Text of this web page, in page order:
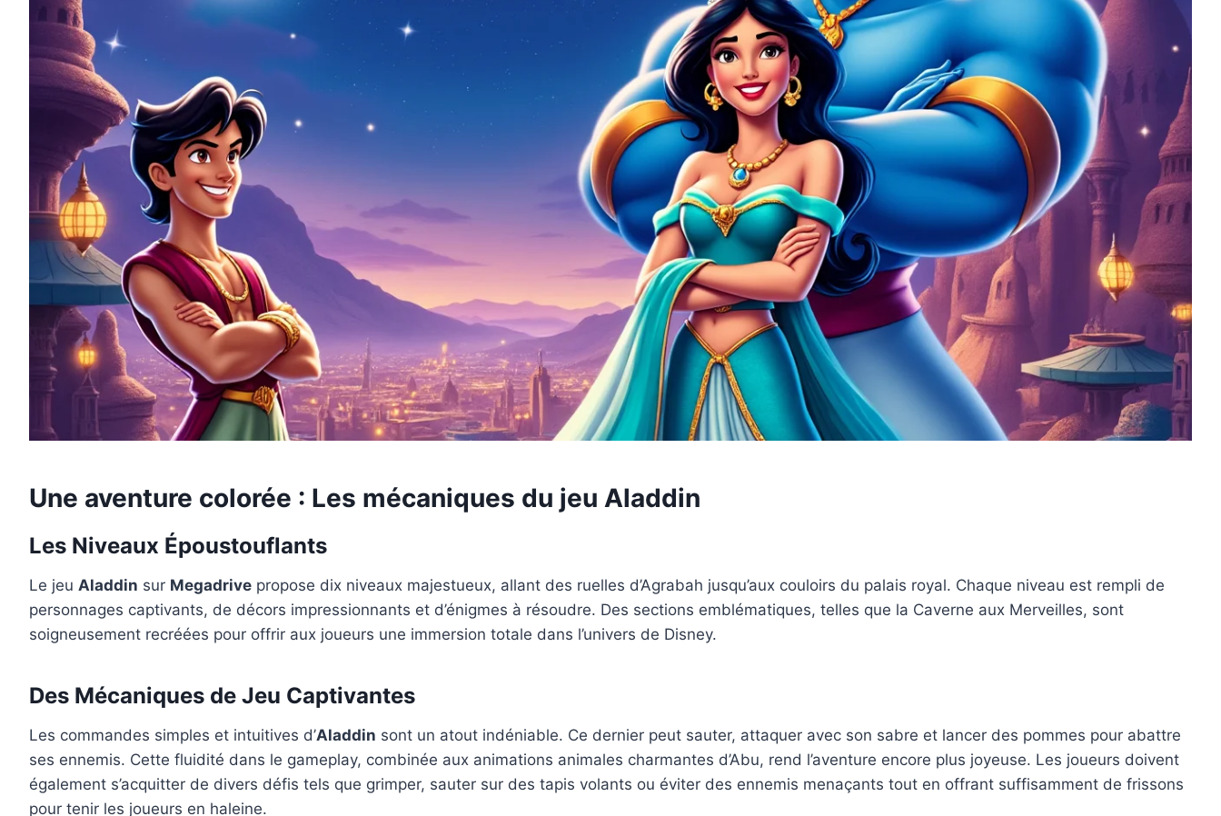
Une aventure colorée : Les mécaniques du jeu Aladdin
Les Niveaux Époustouflants
Le jeu Aladdin sur Megadrive propose dix niveaux majestueux, allant des ruelles d’Agrabah jusqu’aux couloirs du palais royal. Chaque niveau est rempli de
personnages captivants, de décors impressionnants et d’énigmes à résoudre. Des sections emblématiques, telles que la Caverne aux Merveilles, sont
soigneusement recréées pour offrir aux joueurs une immersion totale dans l’univers de Disney.
Des Mécaniques de Jeu Captivantes
Les commandes simples et intuitives d’Aladdin sont un atout indéniable. Ce dernier peut sauter, attaquer avec son sabre et lancer des pommes pour abattre
ses ennemis. Cette fluidité dans le gameplay, combinée aux animations animales charmantes d’Abu, rend l’aventure encore plus joyeuse. Les joueurs doivent
également s’acquitter de divers défis tels que grimper, sauter sur des tapis volants ou éviter des ennemis menaçants tout en offrant suffisamment de frissons
pour tenir les joueurs en haleine.